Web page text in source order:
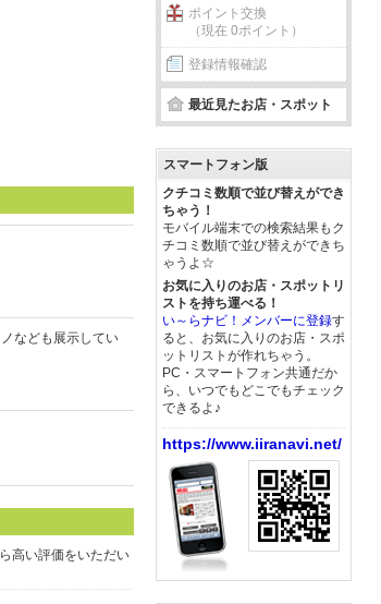
なども展示してい
高い評価をいただい
ポイント交換
（現在 0ポイント）
登録情報確認
最近見たお店・スポット
スマートフォン版
クチコミ数順で並び替えができ
ちゃう！
モバイル端末での検索結果もク
チコミ数順で並び替えができち
ゃうよ☆
お気に入りのお店・スポットリ
ストを持ち運べる！
い～らナビ！メンバーに登録す
ると、お気に入りのお店・スポ
ットリストが作れちゃう。
PC・スマートフォン共通だか
ら、いつでもどこでもチェック
できるよ♪
https://www.iiranavi.net/